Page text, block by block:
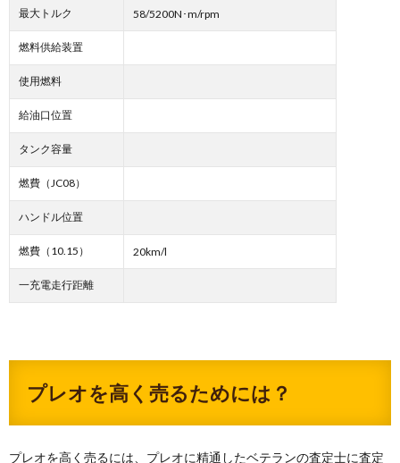
最大トルク 58/5200N･m/rpm
燃料供給装置
使用燃料
給油口位置
タンク容量
燃費（JC08）
ハンドル位置
燃費（10.15） 20km/l
一充電走行距離
プレオを高く売るためには？
プレオを高く売るには、プレオに精通したベテランの査定士に査定